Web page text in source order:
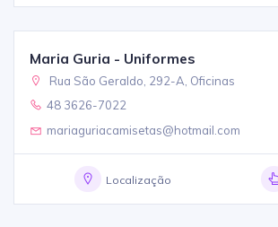
Maria Guria - Uniformes
Rua São Geraldo, 292-A, Oficinas
48 3626-7022
mariaguriacamisetas@hotmail.com
Localização